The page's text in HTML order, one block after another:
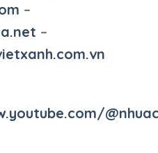
–
–